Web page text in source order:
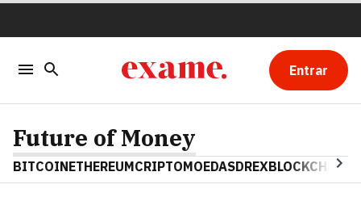
Entrar
Future of Money
BITCOINETHEREUMCRIPTOMOEDASDREXBLOCKCHAIN